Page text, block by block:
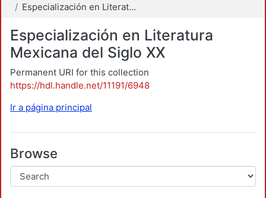
Especialización en Literatura Mexicana del Siglo XX
Especialización en Literatura
Mexicana del Siglo XX
Permanent URI for this collection
https://hdl.handle.net/11191/6948
Ir a página principal
Browse